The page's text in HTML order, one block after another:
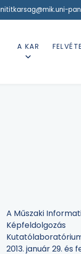
A KAR
A Műszaki
Képfeldolgozás
2013. január 29. és